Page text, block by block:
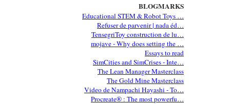
BLOGMARKS
Educational STEM & Robot Toys …
Refuser de parvenir | nada éd…
TensegriToy construction de lu…
mojave - Why does setting the …
Essays to read
SimCities and SimCrises - Inte…
The Lean Manager Masterclass
The Gold Mine Masterclass
Video de Nampachi Hayashi - To…
Procreate® : The most powerfu…